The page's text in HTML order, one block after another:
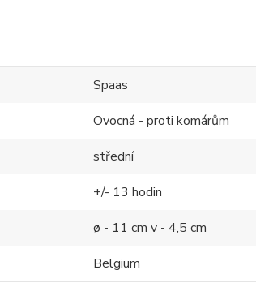
Spaas
Ovocná - proti komárům
střední
+/- 13 hodin
ø - 11 cm v - 4,5 cm
Belgium